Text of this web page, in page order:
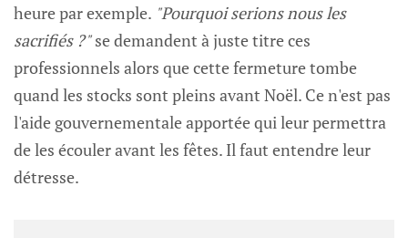
heure par exemple. "Pourquoi serions nous les
sacrifiés ?"se demandent à juste titre ces
professionnels alors que cette fermeture tombe
quand les stocks sont pleins avant Noël. Ce n'est pas
l'aide gouvernementale apportée qui leur permettra
de les écouler avant les fêtes. Il faut entendre leur
détresse.